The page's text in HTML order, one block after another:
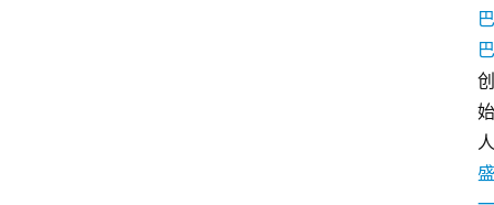
巴
巴
创
始
人
盛